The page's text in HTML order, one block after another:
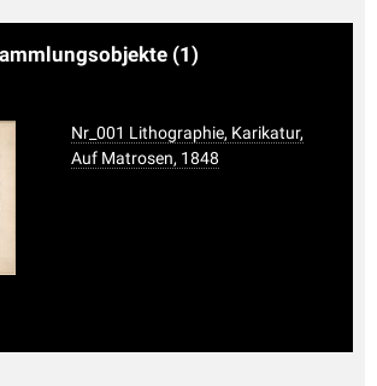
(1)
Nr_001 Lithographie, Karikatur,
Auf Matrosen, 1848